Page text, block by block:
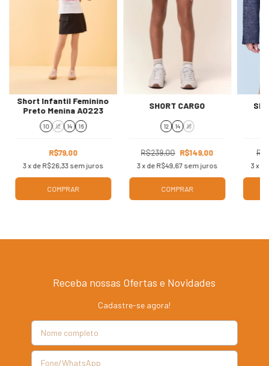
Short Infantil Feminino
Preto Menina A0223
10 12 14 16
R$79,00
3x de R$26,33 sem juros
COMPRAR
SHORT CARGO
12 14 18
R$239,00 R$149,00
3x de R$49,67 sem juros
COMPRAR
3 x
Receba nossas Ofertas e Novidades
Cadastre-se agora!